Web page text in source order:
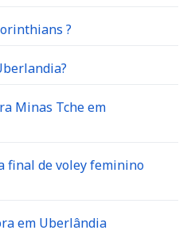
?
Minas Tche em
final de voley feminino
em Uberlândia